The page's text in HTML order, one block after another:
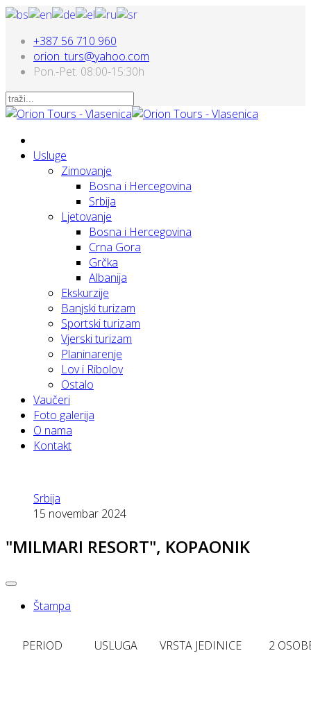
+387 56 710 960
orion_turs@yahoo.com
Pon.-Pet. 08:00-15:30h
Usluge
Zimovanje
Bosna i Hercegovina
Srbija
Ljetovanje
Bosna i Hercegovina
Crna Gora
Grčka
Albanija
Ekskurzije
Banjski turizam
Sportski turizam
Vjerski turizam
Planinarenje
Lov i Ribolov
Ostalo
Vaučeri
Foto galerija
O nama
Kontakt
Srbija
15 novembar 2024
"MILMARI RESORT", KOPAONIK
Štampa
PERIOD USLUGA VRSTA JEDINICE 2